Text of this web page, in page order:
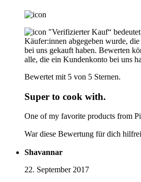
"Verifizierter Kauf“
Käufer:innen abgegeben wurde,
bei uns gekauft haben. Bewerten
alle, die ein Kundenkonto bei uns
Bewertet mit 5 von 5 Sternen.
Super to cook with.
One of my favorite products from
War diese Bewertung für dich
Shavannar
22. September 2017